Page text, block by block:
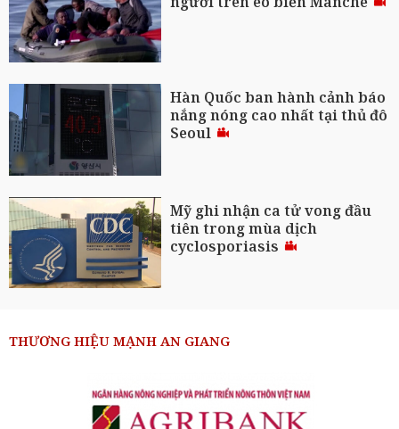
Hàn Quốc ban hành cảnh báo
nắng nóng cao nhất tại thủ đô
Seoul
Mỹ ghi nhận ca tử vong đầu
tiên trong mùa dịch
cyclosporiasis
THƯƠNG HIỆU MẠNH AN GIANG